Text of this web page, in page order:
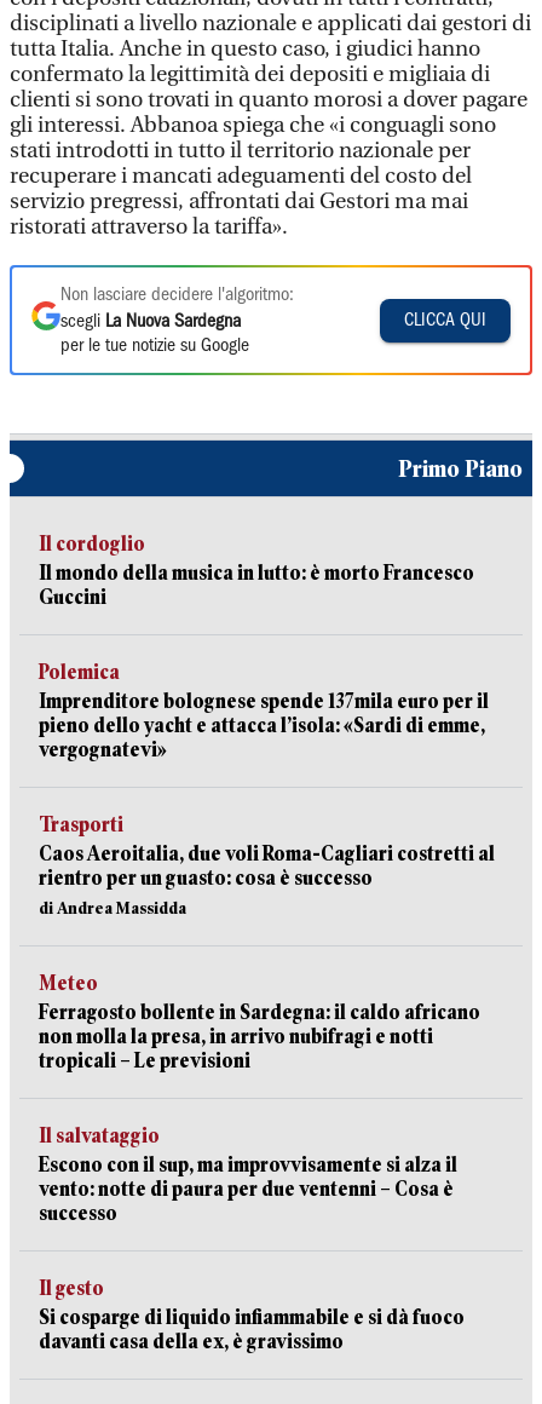
disciplinati a livello nazionale e applicati dai gestori di
tutta Italia. Anche in questo caso, i giudici hanno
confermato la legittimità dei depositi e migliaia di
clienti si sono trovati in quanto morosi a dover pagare
gli interessi. Abbanoa spiega che «i conguagli sono
stati introdotti in tutto il territorio nazionale per
recuperare i mancati adeguamenti del costo del
servizio pregressi, affrontati dai Gestori ma mai
ristorati attraverso la tariffa».
Non lasciare decidere l'algoritmo:
scegli La Nuova Sardegna
per le tue notizie su Google
CLICCA QUI
Primo Piano
Il cordoglio
Il mondo della musica in lutto: è morto Francesco
Guccini
Polemica
Imprenditore bolognese spende 137mila euro per il
pieno dello yacht e attacca l’isola: «Sardi di emme,
vergognatevi»
Trasporti
Caos Aeroitalia, due voli Roma-Cagliari costretti al
rientro per un guasto: cosa è successo
di Andrea Massidda
Meteo
Ferragosto bollente in Sardegna: il caldo africano
non molla la presa, in arrivo nubifragi e notti
tropicali – Le previsioni
Il salvataggio
Escono con il sup, ma improvvisamente si alza il
vento: notte di paura per due ventenni – Cosa è
successo
Il gesto
Si cosparge di liquido infiammabile e si dà fuoco
davanti casa della ex, è gravissimo